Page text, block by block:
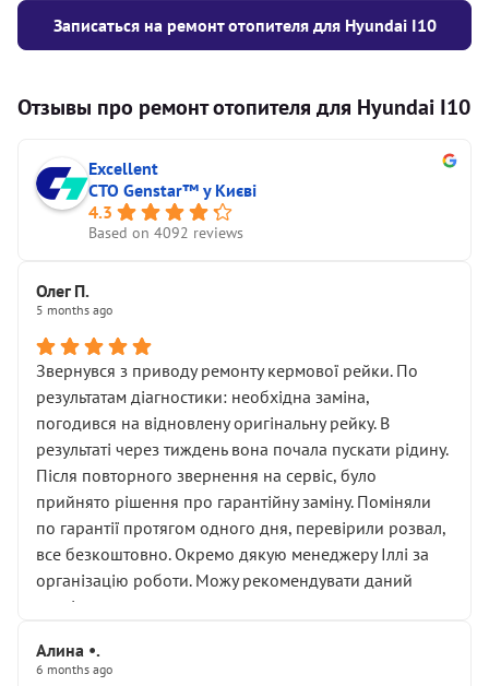
Записаться на ремонт отопителя для Hyundai I10
Отзывы про ремонт отопителя для Hyundai I10
Excellent
СТО Genstar™ у Києві
4.3
Based on 4092 reviews
Олег П.
5 months ago
Звернувся з приводу ремонту кермової рейки. По
результатам діагностики: необхідна заміна,
погодився на відновлену оригінальну рейку. В
результаті через тиждень вона почала пускати рідину.
Після повторного звернення на сервіс, було
прийнято рішення про гарантійну заміну. Поміняли
по гарантії протягом одного дня, перевірили розвал,
все безкоштовно. Окремо дякую менеджеру Іллі за
організацію роботи. Можу рекомендувати даний
сервіс.
Алина •.
6 months ago